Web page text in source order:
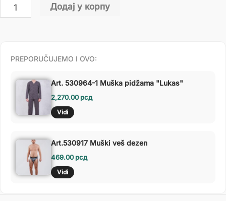
Додај у корпу
PREPORUČUJEMO I OVO:
Art. 530964-1 Muška pidžama "Lukas"
2,270.00рсд
Vidi
Art.530917 Muški veš dezen
469.00рсд
Vidi